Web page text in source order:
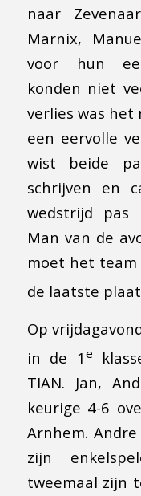
naar
Marnix,
voor hun
konden niet
verlies was
een eervolle
wist beide
schrijven en
wedstrijd pas
Man van de
moet het team
de laatste
Op
in de 1 e
TIAN. Jan,
keurige 4-6
Arnhem.
zijn
tweemaal zijn